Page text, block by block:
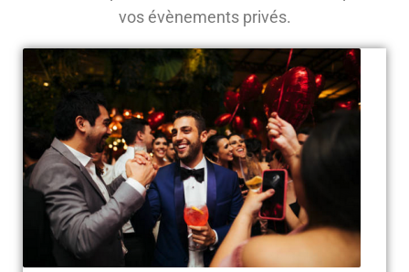
vos évènements privés.